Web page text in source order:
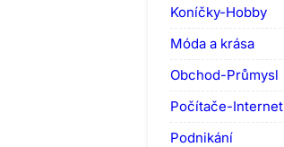
Koníčky-Hobby
Móda a krása
Obchod-Průmysl
Počítače-Internet
Podnikání